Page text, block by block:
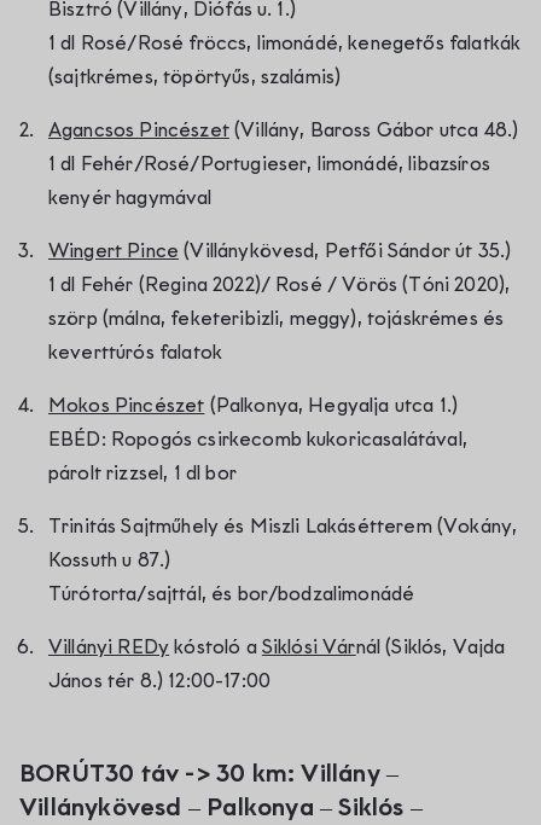
Bisztró (Villány, Diófás u. 1.)
1 dl Rosé/Rosé fröccs, limonádé, kenegetős falatkák
(sajtkrémes, töpörtyűs, szalámis)
Agancsos Pincészet(Villány, Baross Gábor utca 48.)
1 dl Fehér/Rosé/Portugieser, limonádé, libazsíros
kenyér hagymával
Wingert Pince (Villánykövesd, Petfői Sándor út 35.)
1 dl Fehér (Regina 2022)/ Rosé / Vörös (Tóni 2020),
szörp (málna, feketeribizli, meggy), tojáskrémes és
keverttúrós falatok
Mokos Pincészet (Palkonya, Hegyalja utca 1.)
EBÉD: Ropogós csirkecomb kukoricasalátával,
párolt rizzsel, 1 dl bor
Trinitás Sajtműhely és Miszli Lakásétterem (Vokány,
Kossuth u 87.)
Túrótorta/sajttál, és bor/bodzalimonádé
Villányi REDy kóstoló a Siklósi Várnál (Siklós, Vajda
János tér 8.) 12:00-17:00
BORÚT30 táv -> 30 km: Villány –
Villánykövesd – Palkonya – Siklós –